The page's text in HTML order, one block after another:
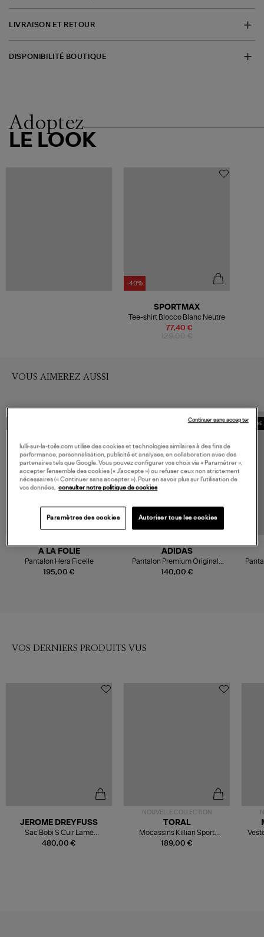
LIVRAISON ET RETOUR
DISPONIBILITÉ BOUTIQUE
Adoptez
LE LOOK
-40%
77,40 €
SPORTMAX
Tee-shirt Blocco Blanc Neutre
VOUS AIMEREZ AUSSI
195,00 €
A LA FOLIE
Pantalon Hera Ficelle
140,00 €
ADIDAS
Pantalon Premium Originals
Warm Vanilla/Team Victory
MADE
VOS DERNIERS PRODUITS VUS
480,00 €
JEROME DREYFUSS
Sac Bobi S Cuir Lamé
Champagne
NOUVELLE COLLECTION
189,00 €
TORAL
Mocassins Killian Sport
Mousse
lulli-sur-la-toile.com utilise des cookies et technologies similaires à des fins de
performance, personnalisation, publicité et analyses, en collaboration avec des
partenaires tels que Google. Vous pouvez configurer vos choix via « Paramétrer »,
accepter l’ensemble des cookies (« J’accepte ») ou refuser ceux non strictement
nécessaires (« Continuer sans accepter »). Pour en savoir plus sur l’utilisation de
vos données,
consulter notre politique de cookies
Paramètres des cookies Autoriser tous les cookies
Continuer sans accepter